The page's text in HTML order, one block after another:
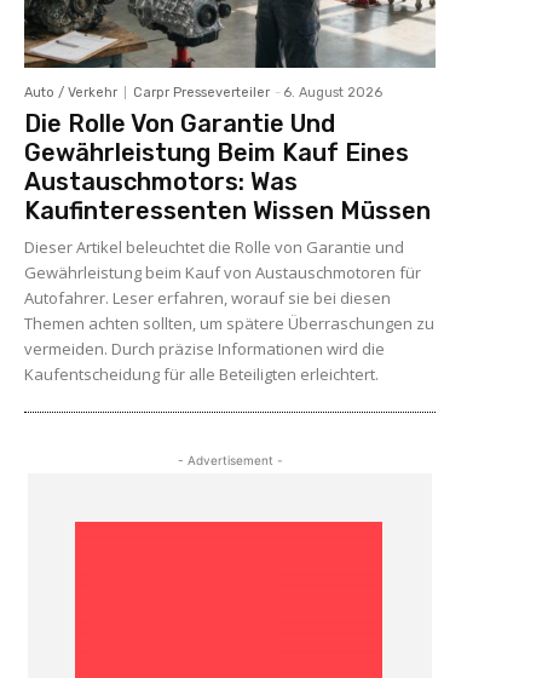
Auto / Verkehr Carpr Presseverteiler - 6. August 2026
Die Rolle Von Garantie Und
Gewährleistung Beim Kauf Eines
Austauschmotors: Was
Kaufinteressenten Wissen Müssen
Dieser Artikel beleuchtet die Rolle von Garantie und
Gewährleistung beim Kauf von Austauschmotoren für
Autofahrer. Leser erfahren, worauf sie bei diesen
Themen achten sollten, um spätere Überraschungen zu
vermeiden. Durch präzise Informationen wird die
Kaufentscheidung für alle Beteiligten erleichtert.
- Advertisement -